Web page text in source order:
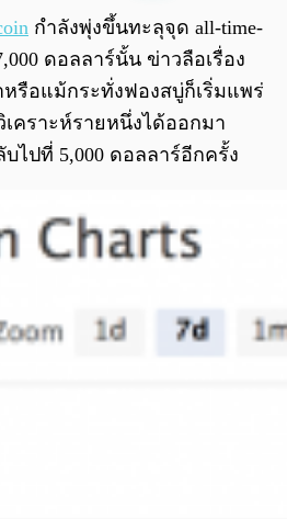
กำลังพุ่งขึ้นทะลุจุด all-time-
ดอลลาร์นั้น ข่าวลือเรื่อง
หรือแม้กระทั่งฟองสบู่ก็เริ่มแพร่
คราะห์รายหนึ่งได้ออกมา
ไปที่ 5,000 ดอลลาร์อีกครั้ง